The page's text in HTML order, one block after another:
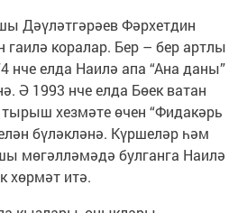
Дәүләтгәрәев Фәрхетдин
гаилә коралар. Бер – бер артлы
нче елда Наилә апа “Ана даны”
Ә 1993 нче елда Бөек ватан
хезмәте өчен “Фидакәрь
бүләкләнә. Күршеләр һәм
мөгәлләмәдә булганга Наилә
хөрмәт итә.